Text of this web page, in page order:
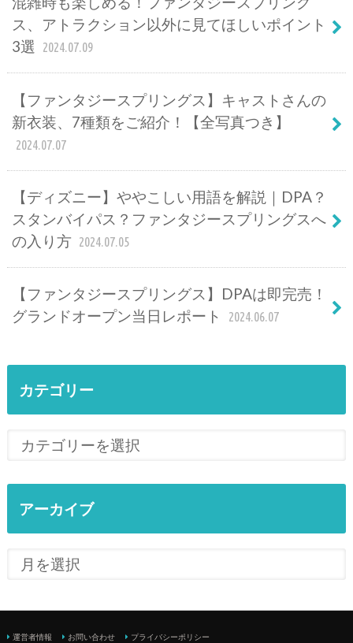
ス、アトラクション以外に見てほしいポイント
3選
2024.07.09
【ファンタジースプリングス】キャストさんの
新衣装、7種類をご紹介！【全写真つき】
2024.07.07
【ディズニー】ややこしい用語を解説｜DPA？
スタンバイパス？ファンタジースプリングスへ
の入り方 2024.07.05
【ファンタジースプリングス】DPAは即完売！
グランドオープン当日レポート
2024.06.07
カテゴリー
アーカイブ
運営者情報 お問い合わせ プライバシーポリシー